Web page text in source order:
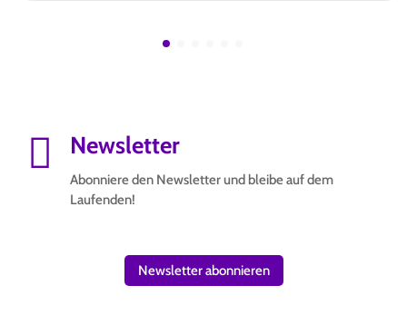
 Newsletter
Abonniere den Newsletter und bleibe auf dem
Laufenden!
Newsletter abonnieren